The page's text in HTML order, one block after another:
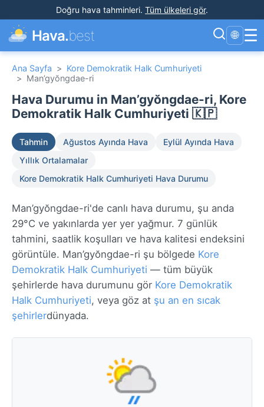
Doğru hava tahminleri. Tüm ülkeleri gör.
Hava.best 🌐 ☰
Ana Sayfa > Kore Demokratik Halk Cumhuriyeti
> Man’gyŏngdae-ri
Hava Durumu in Man’gyŏngdae-ri, Kore
Demokratik Halk Cumhuriyeti 🇰🇵
Tahmin Ağustos Ayında Hava
Eylül Ayında Hava
Yıllık Ortalamalar
Kore Demokratik Halk Cumhuriyeti Hava Durumu
Man’gyŏngdae-ri'de canlı hava durumu, şu anda
29°C ve yakınlarda yer yer yağmur. 7 günlük
tahmini, saatlik koşulları ve hava kalitesi endeksini
görüntüle. Man’gyŏngdae-ri şu bölgede Kore
Demokratik Halk Cumhuriyeti — tüm büyük
şehirlerde hava durumunu gör Kore Demokratik
Halk Cumhuriyeti, veya göz at şu an en sıcak
şehirlerdünyada.